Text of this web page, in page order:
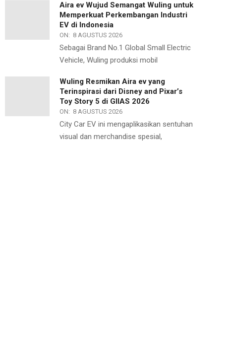
Aira ev Wujud Semangat Wuling untuk
Memperkuat Perkembangan Industri
EV di Indonesia
ON: 8 AGUSTUS 2026
Sebagai Brand No.1 Global Small Electric
Vehicle, Wuling produksi mobil
Wuling Resmikan Aira ev yang
Terinspirasi dari Disney and Pixar’s
Toy Story 5 di GIIAS 2026
ON: 8 AGUSTUS 2026
City Car EV ini mengaplikasikan sentuhan
visual dan merchandise spesial,